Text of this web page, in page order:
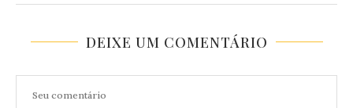
DEIXE UM COMENTÁRIO